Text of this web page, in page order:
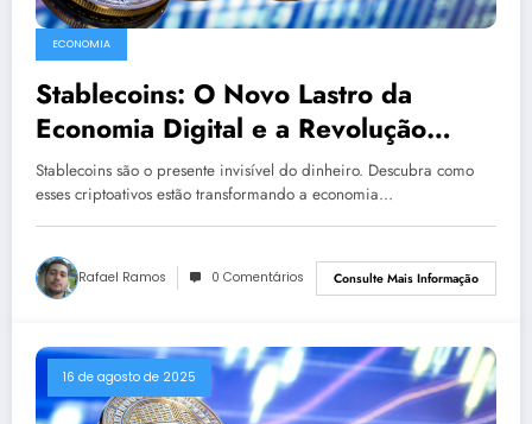
ECONOMIA
Stablecoins: O Novo Lastro da
Economia Digital e a Revolução
Silenciosa do Dinheiro
Stablecoins são o presente invisível do dinheiro. Descubra como
esses criptoativos estão transformando a economia…
Rafael Ramos 0 Comentários Consulte Mais Informação
16 de agosto de 2025